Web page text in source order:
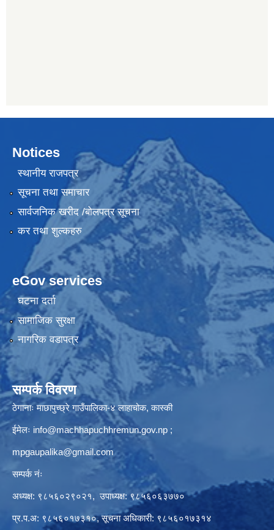
Notices
स्थानीय राजपत्र
सूचना तथा समाचार
सार्वजनिक खरीद /बोलपत्र सूचना
कर तथा शुल्कहरु
eGov services
घटना दर्ता
सामाजिक सुरक्षा
नागरिक वडापत्र
सम्पर्क विवरण
ठेगानाः माछापुच्छ्रे गाउँपालिका-४ लाहाचोक, कास्की
ईमेलः info@machhapuchhremun.gov.np ;
mpgaupalika@gmail.com
सम्पर्क नंः
अध्यक्ष: ९८५६०२९०२१, उपाध्यक्ष: ९८५६०६३७७०
प्र.प.अ: ९८५६०१७३१०, सूचना अधिकारी: ९८५६०१७३१४